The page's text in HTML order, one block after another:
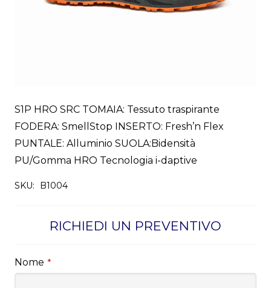
S1P HRO SRC TOMAIA: Tessuto traspirante
FODERA: SmellStop INSERTO: Fresh’n Flex
PUNTALE: Alluminio SUOLA:Bidensità
PU/Gomma HRO Tecnologia i-daptive
SKU: B1004
RICHIEDI UN PREVENTIVO
Nome *